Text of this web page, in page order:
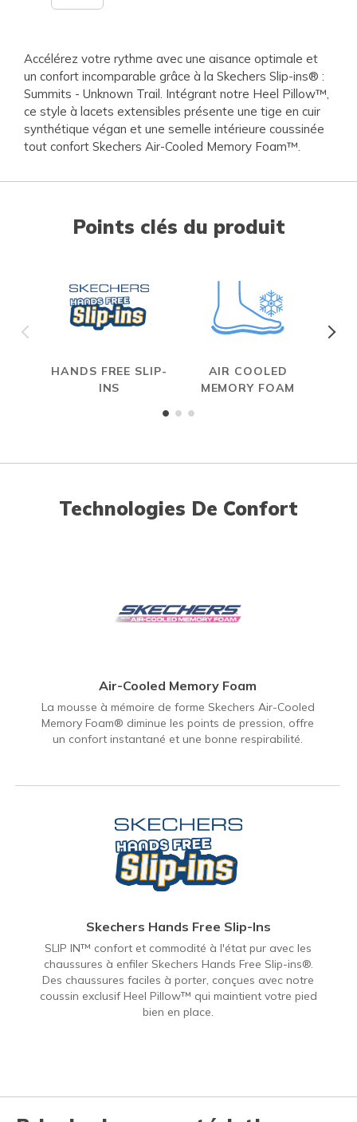
Accélérez votre rythme avec une aisance optimale et
un confort incomparable grâce à la Skechers Slip-ins® :
Summits - Unknown Trail. Intégrant notre Heel Pillow™,
ce style à lacets extensibles présente une tige en cuir
synthétique végan et une semelle intérieure coussinée
tout confort Skechers Air-Cooled Memory Foam™.
Points clés du produit
HANDS FREE SLIP-
INS
AIR COOLED
MEMORY FOAM
Technologies De Confort
Air-Cooled Memory Foam
La mousse à mémoire de forme Skechers Air-Cooled
Memory Foam® diminue les points de pression, offre
un confort instantané et une bonne respirabilité.
Skechers Hands Free Slip-Ins
SLIP IN™ confort et commodité à l'état pur avec les
chaussures à enfiler Skechers Hands Free Slip-ins®.
Des chaussures faciles à porter, conçues avec notre
coussin exclusif Heel Pillow™ qui maintient votre pied
bien en place.